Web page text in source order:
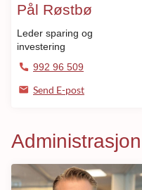
Pål Røstbø
Leder sparing og
investering
992 96 509
Send E-post
Administrasjon